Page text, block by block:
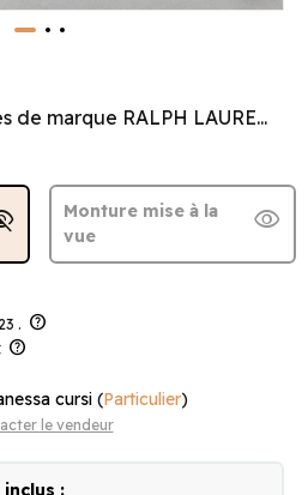
de marque RALPH LAURE...
Monture mise à la
vue
visibility
. help
help
cursi (Particulier)
le vendeur
inclus :